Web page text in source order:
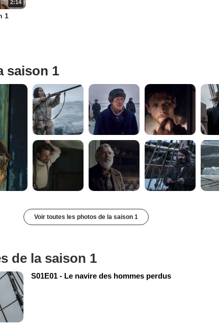
2:14
1
saison 1
Voir toutes les photos de la saison 1
de la saison 1
S01E01 - Le navire des hommes perdus